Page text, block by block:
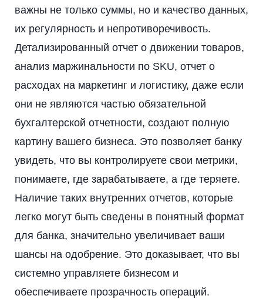
важны не только суммы, но и качество данных,
их регулярность и непротиворечивость.
Детализированный отчет о движении товаров,
анализ маржинальности по SKU, отчет о
расходах на маркетинг и логистику, даже если
они не являются частью обязательной
бухгалтерской отчетности, создают полную
картину вашего бизнеса. Это позволяет банку
увидеть, что вы контролируете свои метрики,
понимаете, где зарабатываете, а где теряете.
Наличие таких внутренних отчетов, которые
легко могут быть сведены в понятный формат
для банка, значительно увеличивает ваши
шансы на одобрение. Это доказывает, что вы
системно управляете бизнесом и
обеспечиваете прозрачность операций.